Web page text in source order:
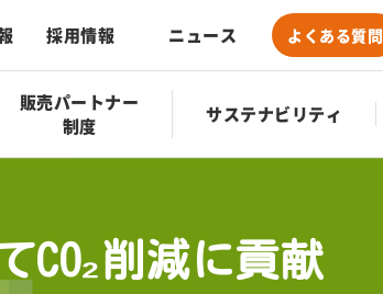
採用情報 ニュース よくある質問
販売パートナー
制度
サステナビリティ
CO₂削減に貢献